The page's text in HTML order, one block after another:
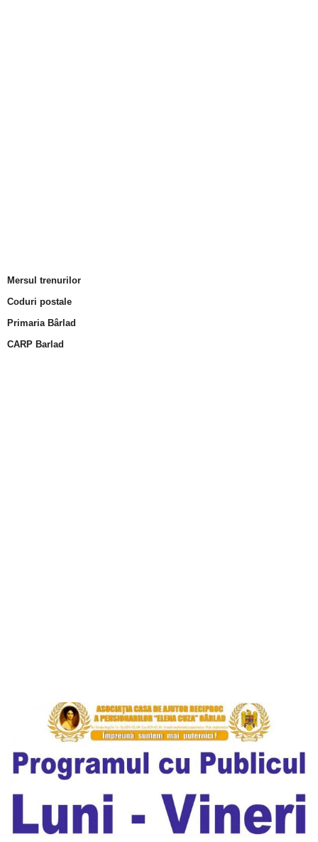
Mersul trenurilor
Coduri postale
Primaria Bârlad
CARP Barlad